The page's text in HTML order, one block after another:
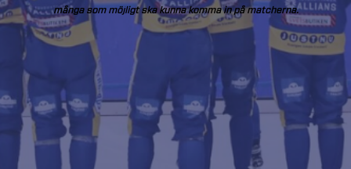
många som möjligt ska kunna komma in på matcherna.